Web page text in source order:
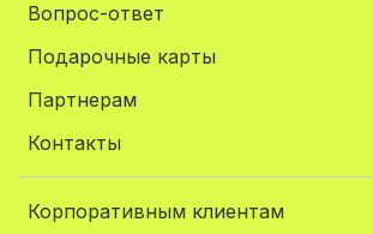
Вопрос-ответ
Подарочные карты
Партнерам
Контакты
Корпоративным клиентам